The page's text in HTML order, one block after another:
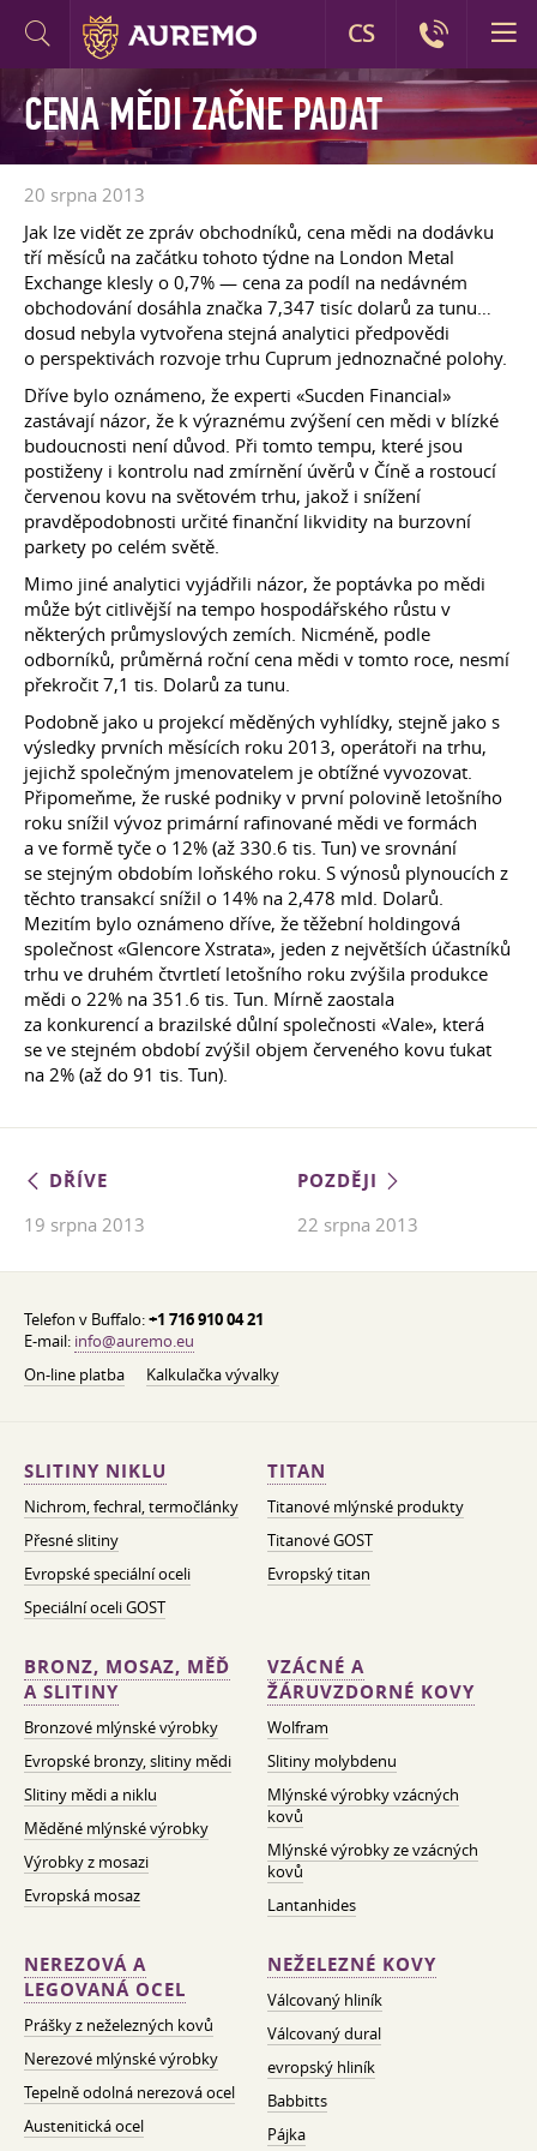
CENA MĚDI ZAČNE PADAT
20 srpna 2013
Jak lze vidět ze zpráv obchodníků, cena mědi na dodávku
tří měsíců na začátku tohoto týdne na London Metal
Exchange klesly o 0,7% — cena za podíl na nedávném
obchodování dosáhla značka 7,347 tisíc dolarů za tunu…
dosud nebyla vytvořena stejná analytici předpovědi
o perspektivách rozvoje trhu Cuprum jednoznačné polohy.
Dříve bylo oznámeno, že experti «Sucden Financial»
zastávají názor, že k výraznému zvýšení cen mědi v blízké
budoucnosti není důvod. Při tomto tempu, které jsou
postiženy i kontrolu nad zmírnění úvěrů v Číně a rostoucí
červenou kovu na světovém trhu, jakož i snížení
pravděpodobnosti určité finanční likvidity na burzovní
parkety po celém světě.
Mimo jiné analytici vyjádřili názor, že poptávka po mědi
může být citlivější na tempo hospodářského růstu v
některých průmyslových zemích. Nicméně, podle
odborníků, průměrná roční cena mědi v tomto roce, nesmí
překročit 7,1 tis. Dolarů za tunu.
Podobně jako u projekcí měděných vyhlídky, stejně jako s
výsledky prvních měsících roku 2013, operátoři na trhu,
jejichž společným jmenovatelem je obtížné vyvozovat.
Připomeňme, že ruské podniky v první polovině letošního
roku snížil vývoz primární rafinované mědi ve formách
a ve formě tyče o 12% (až 330.6 tis. Tun) ve srovnání
se stejným obdobím loňského roku. S výnosů plynoucích z
těchto transakcí snížil o 14% na 2,478 mld. Dolarů.
Mezitím bylo oznámeno dříve, že těžební holdingová
společnost «Glencore Xstrata», jeden z největších účastníků
trhu ve druhém čtvrtletí letošního roku zvýšila produkce
mědi o 22% na 351.6 tis. Tun. Mírně zaostala
za konkurencí a brazilské důlní společnosti «Vale», která
se ve stejném období zvýšil objem červeného kovu ťukat
na 2% (až do 91 tis. Tun).
DŘÍVE
19 srpna 2013
POZDĚJI
22 srpna 2013
Telefon v Buffalo:+1 716 910 04 21
E-mail: info@auremo.eu
On-line platba
Kalkulačka vývalky
SLITINY NIKLU
Nichrom, fechral, termočlánky
Přesné slitiny
Evropské speciální oceli
Speciální oceli GOST
TITAN
Titanové mlýnské produkty
Titanové GOST
Evropský titan
BRONZ, MOSAZ, MĚĎ
A SLITINY
Bronzové mlýnské výrobky
Evropské bronzy, slitiny mědi
Slitiny mědi a niklu
Měděné mlýnské výrobky
Výrobky z mosazi
Evropská mosaz
VZÁCNÉ A
ŽÁRUVZDORNÉ KOVY
Wolfram
Slitiny molybdenu
Mlýnské výrobky vzácných
kovů
Mlýnské výrobky ze vzácných
kovů
Lantanhides
NEREZOVÁ A
LEGOVANÁ OCEL
Prášky z neželezných kovů
Nerezové mlýnské výrobky
Tepelně odolná nerezová ocel
Austenitická ocel
NEŽELEZNÉ KOVY
Válcovaný hliník
Válcovaný dural
evropský hliník
Babbitts
Pájka
CS